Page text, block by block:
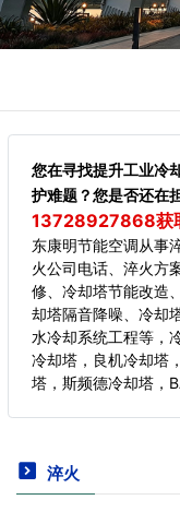
您在寻找提升工业冷
护难题？您是否还在
13728927868获
东康明节能空调从事
火公司电话、淬火方
修、冷却塔节能改造
却塔隔音降噪、冷却
水冷却系统工程等，
冷却塔，良机冷却塔
塔，斯频德冷却塔，
淬火